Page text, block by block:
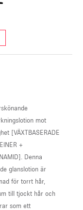
mot
[VÄXTBASERADE
+
Denna
glanslotion är
för torrt hår,
till tjockt hår och
som ett